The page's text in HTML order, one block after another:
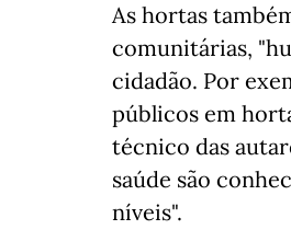
As hortas
comunitárias,
cidadão. Por
públicos em
técnico das
saúde são
níveis".